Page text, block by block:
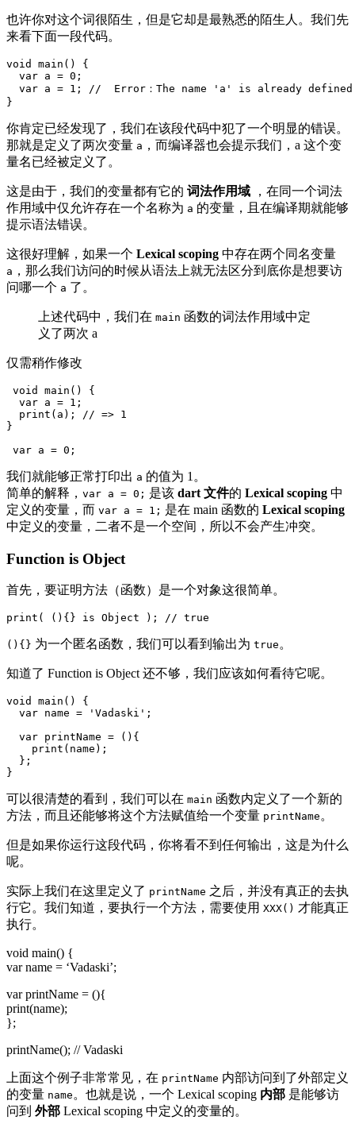
也许你对这个词很陌生，但是它却是最熟悉的陌生人。我们先
来看下面一段代码。
void main() {
  var a = 0;
  var a = 1; //  Error：The name 'a' is already defined
}
你肯定已经发现了，我们在该段代码中犯了一个明显的错误。
那就是定义了两次变量 a ，而编译器也会提示我们，a 这个变
量名已经被定义了。
这是由于，我们的变量都有它的 词法作用域 ，在同一个词法
作用域中仅允许存在一个名称为 a 的变量，且在编译期就能够
提示语法错误。
这很好理解，如果一个 Lexical scoping 中存在两个同名变量
a ，那么我们访问的时候从语法上就无法区分到底你是想要访
问哪一个 a 了。
上述代码中，我们在 main 函数的词法作用域中定
义了两次 a
仅需稍作修改
void main() {
  var a = 1;
  print(a); // => 1
}
var a = 0;
我们就能够正常打印出 a 的值为 1。
简单的解释， var a = 0; 是该 dart 文件的 Lexical scoping 中
定义的变量，而 var a = 1; 是在 main 函数的 Lexical scoping
中定义的变量，二者不是一个空间，所以不会产生冲突。
Function is Object
首先，要证明方法（函数）是一个对象这很简单。
print( (){} is Object ); // true
(){} 为一个匿名函数，我们可以看到输出为 true 。
知道了 Function is Object 还不够，我们应该如何看待它呢。
void main() {
  var name = 'Vadaski';
  var printName = (){
    print(name);
  };
}
可以很清楚的看到，我们可以在 main 函数内定义了一个新的
方法，而且还能够将这个方法赋值给一个变量 printName 。
但是如果你运行这段代码，你将看不到任何输出，这是为什么
呢。
实际上我们在这里定义了 printName 之后，并没有真正的去执
行它。我们知道，要执行一个方法，需要使用 XXX() 才能真正
执行。
void main() {
var name = ‘Vadaski’;
var printName = (){
print(name);
};
printName(); // Vadaski
上面这个例子非常常见，在 printName 内部访问到了外部定义
的变量 name 。也就是说，一个 Lexical scoping 内部 是能够访
问到 外部 Lexical scoping 中定义的变量的。